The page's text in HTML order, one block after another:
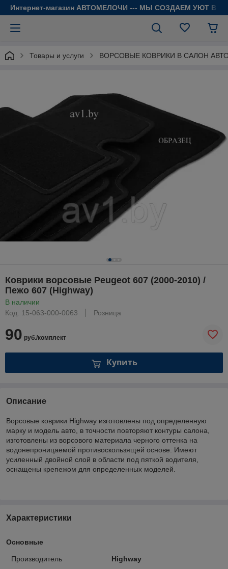
Интернет-магазин АВТОМЕЛОЧИ --- МЫ СОЗДАЕМ УЮТ В
Товары и услуги ВОРСОВЫЕ КОВРИКИ В САЛОН
Коврики ворсовые Peugeot 607 (2000-2010) /
Пежо 607 (Highway)
В наличии
Код: 15-063-000-0063
Розница
90 руб./комплект
Купить
Описание
Ворсовые коврики Highway изготовлены под определенную
марку и модель авто, в точности повторяют контуры салона,
изготовлены из ворсового материала черного оттенка на
водонепроницаемой противоскользящей основе. Имеют
усиленный двойной слой в области под пяткой водителя,
оснащены крепежом для определенных моделей.
Характеристики
Основные
Производитель
Highway